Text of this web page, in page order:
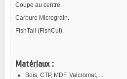
Coupe au centre.
Carbure Micrograin.
FishTail (FishCut).
Matériaux :
Bois, CTP, MDF, Valcromat, ...